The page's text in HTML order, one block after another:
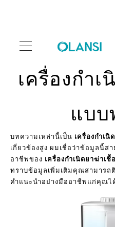
เครื่องกำ
แบบ
บทความเหล่านี้เป็น เครื่องกำเ
เกี่ยวข้องสูง ผมเชื่อว่าข้อมูลนี้
อาชีพของ เครื่องกำเนิดยาฆ่าเ
ทราบข้อมูลเพิ่มเติมคุณสามารถ
คำแนะนำอย่างมืออาชีพแก่คุณไ